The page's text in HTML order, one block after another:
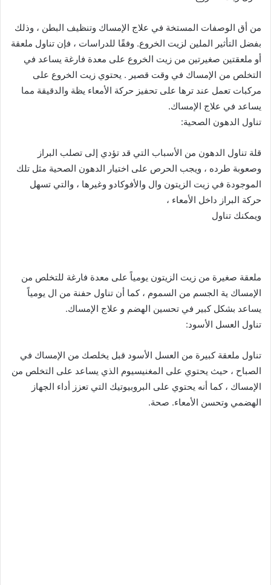
من أق الوصفات المستخة في علاج الإمساك وتنظيف البطن ، وذلك
بفضل التأثير الملين لزيت الخروع. وفقًا للدراسات ، فإن تناول ملعقة
أو ملعقتين صغيرتين من زيت الخروع على معدة فارغة يساعد في
التخلص من الإمساك في وقت قصير . يحتوي زيت الخروع على
مركبات تعمل عند ترها على تحفيز حركة الأمعاء يظة والدقيقة مما
يساعد في علاج الإمساك.
تناول الدهون الصحية:
قلة تناول الدهون من الأسباب التي قد تؤدي إلى تصلب البراز
وصعوبة طرده ، ويجب الحرص على اختيار الدهون الصحية مثل تلك
الموجودة في زيت الزيتون وال والأفوكادو وغيرها ، والتي تسهل
حركة البراز داخل الأمعاء ،
ويمكنك تناول
ملعقة صغيرة من زيت الزيتون يومياً على معدة فارغة للتخلص من
الإمساك ية الجسم من السموم ، كما أن تناول حفنة من ال يومياً
يساعد بشكل كبير في تحسين الهضم و علاج الإمساك.
تناول العسل الأسود:
تناول ملعقة كبيرة من العسل الأسود قبل يخلصك من الإمساك في
الصباح ، حيث يحتوي على المغنيسيوم الذي يساعد على التخلص من
الإمساك ، كما أنه يحتوي على البروبيوتيك التي تعزز أداء الجهاز
الهضمي وتحسن الأمعاء. صحة.